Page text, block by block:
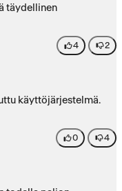
täydellinen
4 2
käyttöjärjestelmä.
0 4